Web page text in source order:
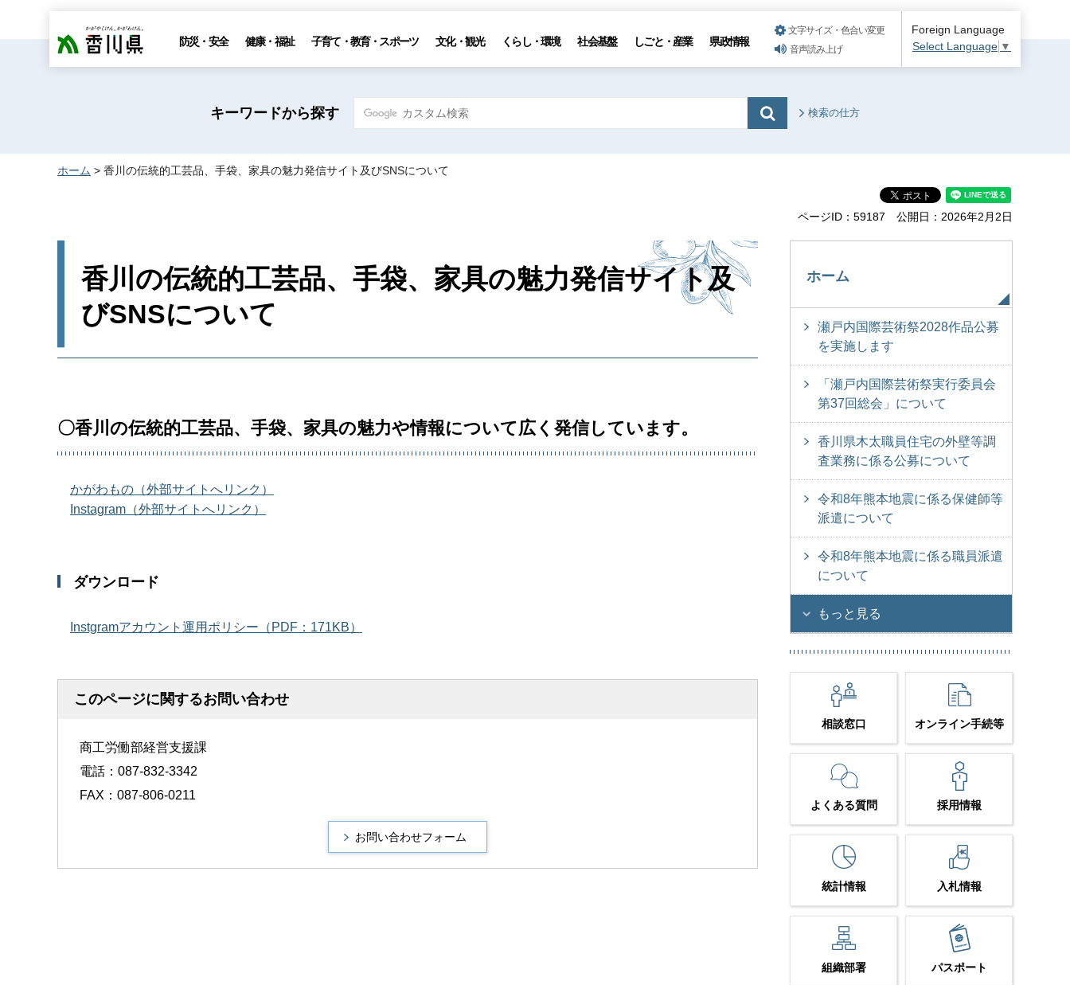
香川県 防災・安全 健康・福祉 子育て・教育・スポーツ 文化・観光 くらし・環境 社会基盤 しごと・産業 県政情報
文字サイズ・色合い変更
音声読み上げ
Foreign Language
Select Language ▼
キーワードから探す 検索の仕方
ホーム > 香川の伝統的工芸品、手袋、家具の魅力発信サイト及びSNSについて
ページID：59187 公開日：2026年2月2日
香川の伝統的工芸品、手袋、家具の魅力発信サイト及
びSNSについて
〇香川の伝統的工芸品、手袋、家具の魅力や情報について広く発信しています。
かがわもの（外部サイトへリンク）
Instagram（外部サイトへリンク）
ダウンロード
Instgramアカウント運用ポリシー（PDF：171KB）
このページに関するお問い合わせ
商工労働部経営支援課
電話：087-832-3342
FAX：087-806-0211
ホーム
瀬戸内国際芸術祭2028作品公募
を実施します
「瀬戸内国際芸術祭実行委員会
第37回総会」について
香川県木太職員住宅の外壁等調
査業務に係る公募について
令和8年熊本地震に係る保健師等
派遣について
令和8年熊本地震に係る職員派遣
について
もっと見る
相談窓口 オンライン手続等
よくある質問 採用情報
統計情報 入札情報
組織部署 パスポート